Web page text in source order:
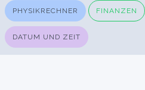
PHYSIKRECHNER FINANZEN
DATUM UND ZEIT